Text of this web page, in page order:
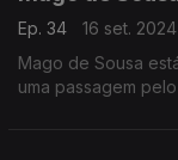
Ep. 34
16 set. 2024
Mago de Sousa
uma passagem